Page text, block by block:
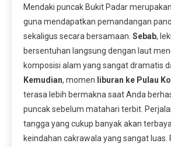
Mendaki puncak Bukit Padar
guna mendapatkan pemandangan
sekaligus secara bersamaan. Sebab,
bersentuhan langsung dengan laut
komposisi alam yang sangat dramatis
Kemudian, momen liburan ke Pulau
terasa lebih bermakna saat Anda
puncak sebelum matahari terbit.
tangga yang cukup banyak akan
keindahan cakrawala yang sangat luas.